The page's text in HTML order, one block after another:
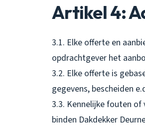
Artikel 4:
3.1. Elke offerte en
opdrachtgever het
3.2. Elke offerte is
gegevens, bescheiden
3.3. Kennelijke fouten
binden Dakdekker